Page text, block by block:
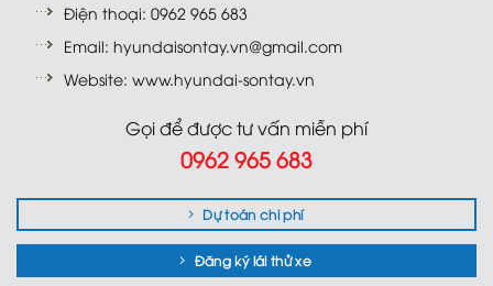
Điện thoại: 0962 965 683
Email: hyundaisontay.vn@gmail.com
Website: www.hyundai-sontay.vn
Gọi để được tư vấn miễn phí
0962 965 683
Dự toán chi phí
Đăng ký lái thử xe